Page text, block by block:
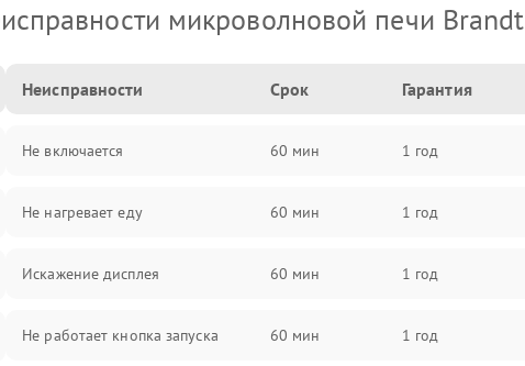
микроволновой печи Brandt
Неисправности Срок Гарантия
Не включается 60 мин 1 год
Не нагревает еду 60 мин 1 год
Искажение дисплея 60 мин 1 год
Не работает кнопка запуска 60 мин 1 год